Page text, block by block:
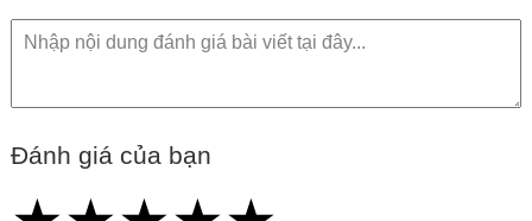
Đánh giá của bạn